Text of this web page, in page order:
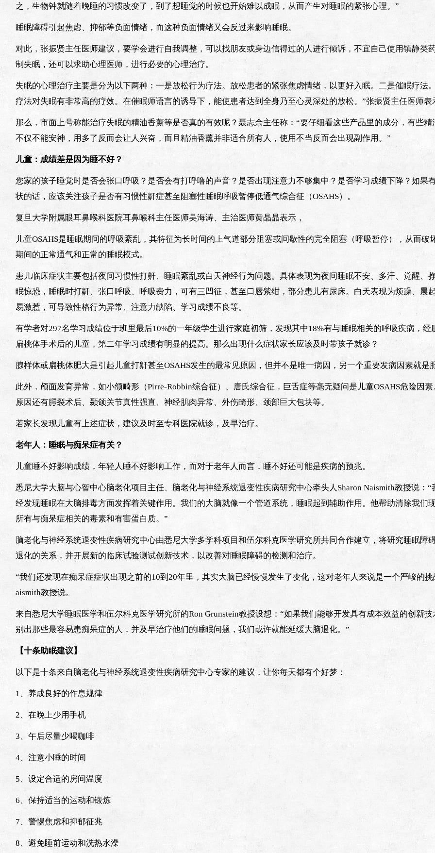
之，生物钟就随着晚睡的习惯改变了，到了想睡觉的时候也开始难以成眠，从而产生对睡眠的紧张心理。”
睡眠障碍引起焦虑、抑郁等负面情绪，而这种负面情绪又会反过来影响睡眠。
对此，张振贤主任医师建议，要学会进行自我调整，可以找朋友或身边信得过的人进行倾诉，不宜自己使用镇静类
制失眠，还可以求助心理医师，进行必要的心理治疗。
失眠的心理治疗主要是分为以下两种：一是放松行为疗法。放松患者的紧张焦虑情绪，以更好入眠。二是催眠疗法
疗法对失眠有非常高的疗效。在催眠师语言的诱导下，能使患者达到全身乃至心灵深处的放松。”张振贤主任医师表
那么，市面上号称能治疗失眠的精油香薰等是否真的有效呢？聂志余主任称：“要仔细看这些产品里的成分，有些精
不仅不能安神，用多了反而会让人兴奋，而且精油香薰并非适合所有人，使用不当反而会出现副作用。”
儿童：成绩差是因为睡不好？
您家的孩子睡觉时是否会张口呼吸？是否会有打呼噜的声音？是否出现注意力不够集中？是否学习成绩下降？如果
状的话，应该关注孩子是否有习惯性鼾症甚至阻塞性睡眠呼吸暂停低通气综合征（OSAHS）。
复旦大学附属眼耳鼻喉科医院耳鼻喉科主任医师吴海涛、主治医师黄晶晶表示，
儿童OSAHS是睡眠期间的呼吸紊乱，其特征为长时间的上气道部分阻塞或间歇性的完全阻塞（呼吸暂停），从而破
期间的正常通气和正常的睡眠模式。
患儿临床症状主要包括夜间习惯性打鼾、睡眠紊乱或白天神经行为问题。具体表现为夜间睡眠不安、多汗、觉醒、
眠惊恐，睡眠时打鼾、张口呼吸、呼吸费力，可有三凹征，甚至口唇紫绀，部分患儿有尿床。白天表现为烦躁、晨
易激惹，可导致性格行为异常、注意力缺陷、学习成绩不良等。
有学者对297名学习成绩位于班里最后10%的一年级学生进行家庭初筛，发现其中18%有与睡眠相关的呼吸疾病，经
扁桃体手术后的儿童，第二年学习成绩有明显的提高。那么出现什么症状家长应该及时带孩子就诊？
腺样体或扁桃体肥大是引起儿童打鼾甚至OSAHS发生的最常见原因，但并不是唯一病因，另一个重要发病因素就是
此外，颅面发育异常，如小颌畸形（Pirre-Robbin综合征）、唐氏综合征，巨舌症等毫无疑问是儿童OSAHS危险因
原因还有腭裂术后、颞颌关节真性强直、神经肌肉异常、外伤畸形、颈部巨大包块等。
若家长发现儿童有上述症状，建议及时至专科医院就诊，及早治疗。
老年人：睡眠与痴呆症有关？
儿童睡不好影响成绩，年轻人睡不好影响工作，而对于老年人而言，睡不好还可能是疾病的预兆。
悉尼大学大脑与心智中心脑老化项目主任、脑老化与神经系统退变性疾病研究中心牵头人Sharon Naismith教授说：“
经发现睡眠在大脑排毒方面发挥着关键作用。我们的大脑就像一个管道系统，睡眠起到辅助作用。他帮助清除我们
所有与痴呆症相关的毒素和有害蛋白质。”
脑老化与神经系统退变性疾病研究中心由悉尼大学多学科项目和伍尔科克医学研究所共同合作建立，将研究睡眠障
退化的关系，并开展新的临床试验测试创新技术，以改善对睡眠障碍的检测和治疗。
“我们还发现在痴呆症症状出现之前的10到20年里，其实大脑已经慢慢发生了变化，这对老年人来说是一个严峻的挑
aismith教授说。
来自悉尼大学睡眠医学和伍尔科克医学研究所的Ron Grunstein教授设想：“如果我们能够开发具有成本效益的创新技
别出那些最容易患痴呆症的人，并及早治疗他们的睡眠问题，我们或许就能延缓大脑退化。”
【十条助眠建议】
以下是十条来自脑老化与神经系统退变性疾病研究中心专家的建议，让你每天都有个好梦：
1、养成良好的作息规律
2、在晚上少用手机
3、午后尽量少喝咖啡
4、注意小睡的时间
5、设定合适的房间温度
6、保持适当的运动和锻炼
7、警惕焦虑和抑郁征兆
8、避免睡前运动和洗热水澡